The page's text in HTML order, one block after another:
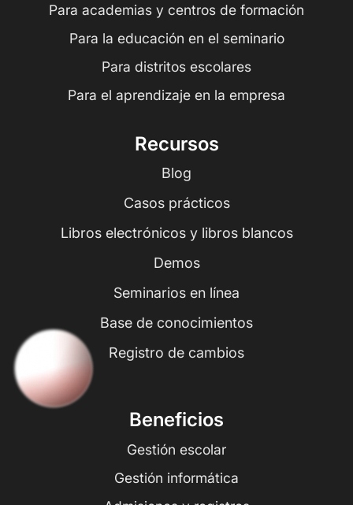
Para academias y centros de formación
Para la educación en el seminario
Para distritos escolares
Para el aprendizaje en la empresa
Recursos
Blog
Casos prácticos
Libros electrónicos y libros blancos
Demos
Seminarios en línea
Base de conocimientos
Registro de cambios
Beneficios
Gestión escolar
Gestión informática